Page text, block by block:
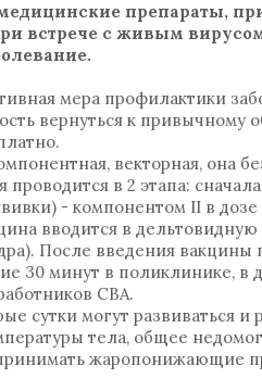
препараты,
встрече с живым
мера профилактики
вернуться к привычному
векторная, она
в 2 этапа:
- компонентом II в
вводится в
После введения
30 минут в поликлинике,
СВА.
сутки могут развиваться
тела, общее
жаропонижающие